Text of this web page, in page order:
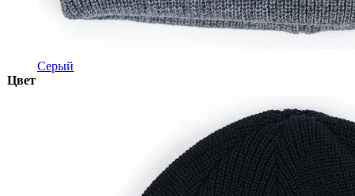
Цвет
Серый